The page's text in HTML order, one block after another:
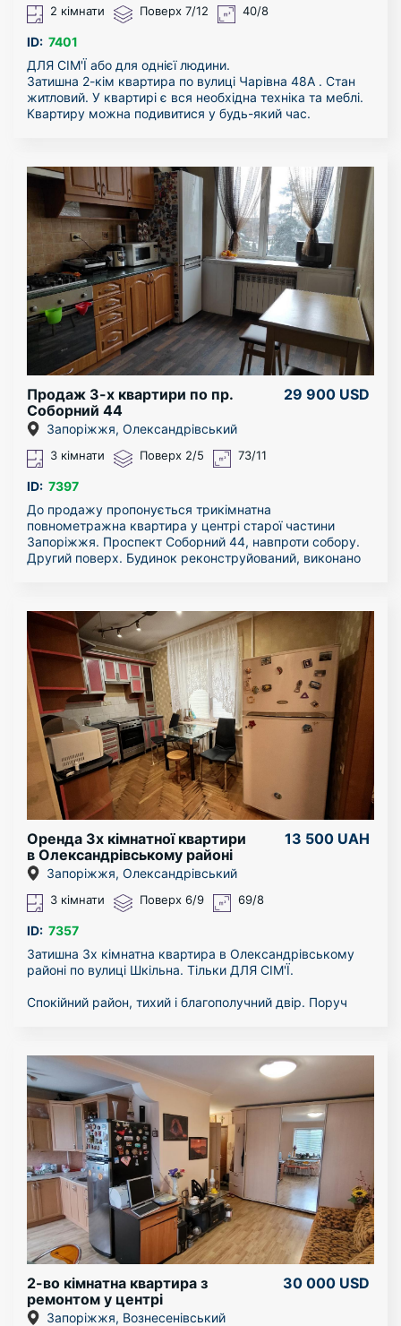
Шопінг: Різноманітні супермаркети та зоомагазини.
ЧОМУ ЦЕ ВИГІДНО:
- Економність: Оптимальна площа дозволяє
мінімізувати витрати на комунальні послуги.
- Універсальність: Квартира ідеально підходить як для
власного проживання, так і для здачі в оренду завдяки
високому попиту на цей район.
- Чиста угода: Пропозиція від перевіреного агентства з
Запрошуємо вас на огляд, щоб особисто переконатися
в усіх перевагах та відчути особливу атмосферу цього
місця. Телефонуйте вже зараз!
2 кімнати Поверх 7/12 40/8
ID: 7401
ДЛЯ СІМ'Ї або для однієї людини.
Затишна 2-кім квартира по вулиці Чарівна 48А . Стан
житловий. У квартирі є вся необхідна техніка та меблі.
Квартиру можна подивитися у будь-який час.
Продаж 3-х квартири по пр.
Соборний 44
29 900 USD
Запоріжжя, Олександрівський
3 кімнати Поверх 2/5 73/11
ID: 7397
До продажу пропонується трикімнатна
повнометражна квартира у центрі старої частини
Запоріжжя. Проспект Соборний 44, навпроти собору.
Другий поверх. Будинок реконструйований, виконано
Квартира велика, кухня 10,37 кв.м., кімнати: 13,57;
15,16 і 18,31 кв.м. Санвузол роздільний. Великий
коридор. Квартира оздоблена усіма необхідними
меблями і технікою.
Можливий продаж по «сертифікату» і «ваучеру».
Оренда 3х кімнатної квартири
в Олександрівському районі
13 500 UAH
Запоріжжя, Олександрівський
3 кімнати Поверх 6/9 69/8
ID: 7357
Затишна 3х кімнатна квартира в Олександрівському
районі по вулиці Шкільна. Тільки ДЛЯ СІМ'Ї.
Спокійний район, тихий і благополучний двір. Поруч
За більш детальною інформацією - звертайтесь за
телефоном!
2-во кімнатна квартира з
ремонтом у центрі
Запоріжжя
30 000 USD
Запоріжжя, Вознесенівський